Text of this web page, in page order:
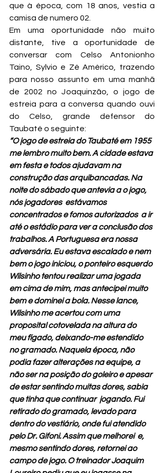
que à época, com 18 anos, vestia a
camisa de numero 02.
Em uma oportunidade não muito
distante, tive a oportunidade de
conversar com Celso Antonionho
Taino, Sylvio e Zé Américo, trazendo
para nosso assunto em uma manhã
de 2002 no Joaquinzão, o jogo de
estreia para a conversa quando ouvi
do Celso, grande defensor do
Taubaté o seguinte:
“O jogo de estreia do Taubaté em 1955
me lembro muito bem. A cidade estava
em festa e todos ajudavam na
construção das arquibancadas. Na
noite do sábado que antevia a o jogo,
nós jogadores  estávamos
concentrados e fomos autorizados  a ir
até o estádio para ver a conclusão dos
trabalhos. A Portuguesa era nossa
adversária. Eu estava escalado e nem
bem o jogo iniciou, o ponteiro esquerdo
Wilsinho tentou realizar uma jogada
em cima de mim, mas antecipei muito
bem e dominei a bola. Nesse lance,
Wilsinho me acertou com uma
proposital cotovelada na altura do
meu fígado, deixando-me estendido
no gramado. Naquela época, não
podia fazer alterações na equipe, a
não ser na posição do goleiro e apesar
de estar sentindo muitas dores, sabia
que tinha que continuar  jogando. Fui
retirado do gramado, levado para
dentro do vestiário, onde fui atendido
pelo Dr. Gifoni. Assim que melhorei  e,
mesmo sentindo dores, retornei ao
campo de jogo. O treinador Joaquim